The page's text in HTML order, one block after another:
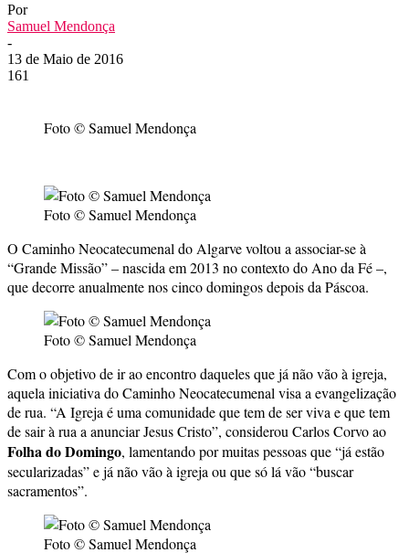
Por
Samuel Mendonça
-
13 de Maio de 2016
161
Foto © Samuel Mendonça
Foto © Samuel Mendonça
O Caminho Neocatecumenal do Algarve voltou a associar-se à
“Grande Missão” – nascida em 2013 no contexto do Ano da Fé –,
que decorre anualmente nos cinco domingos depois da Páscoa.
Foto © Samuel Mendonça
Com o objetivo de ir ao encontro daqueles que já não vão à igreja,
aquela iniciativa do Caminho Neocatecumenal visa a evangelização
de rua. “A Igreja é uma comunidade que tem de ser viva e que tem
de sair à rua a anunciar Jesus Cristo”, considerou Carlos Corvo ao
Folha do Domingo, lamentando por muitas pessoas que “já estão
secularizadas” e já não vão à igreja ou que só lá vão “buscar
sacramentos”.
Foto © Samuel Mendonça